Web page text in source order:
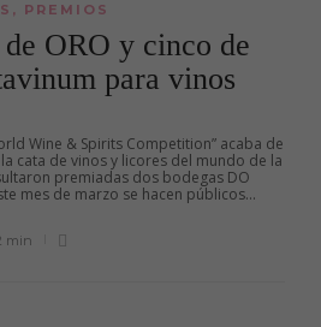
, PREMIOS
ORO y cinco de
para vinos
Wine & Spirits Competition” acaba de
cata de vinos y licores del mundo de la
premiadas dos bodegas DO
mes de marzo se hacen públicos...
min